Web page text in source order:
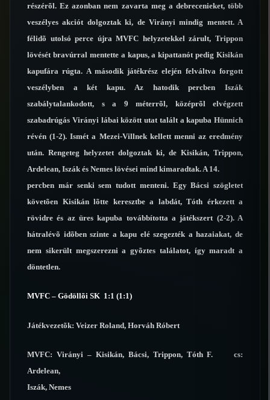
részérõl. Ez azonban nem zavarta meg a debrecenieket, több
veszélyes akciót dolgoztak ki, de Virányi mindig mentett. A
félidõ utolsó perce újra MVFC helyzetekkel zárult, Trippon
lövését bravúrral mentette a kapus, a kipattanót pedig Kisikán
kapufára rúgta. A második játékrész elején felváltva forgott
veszélyben a két kapu. Az hatodik percben Iszák
szabálytalankodott, s a 9 méterrõl, középrõl elvégzett
szabadrúgás Virányi lábai között utat talált a kapuba Hünnich
révén (1-2). Ismét a Mezei-Villnek kellett menni az eredmény
után. Rengeteg helyzetet dolgoztak ki, de Kisikán, Trippon,
Ardelean, Iszák és Nemes lövései mind kimaradtak. A 14.
percben már senki sem tudott menteni. Egy Bácsi szögletet
követõen Kisikán lõtte keresztbe a labdát, Tóth érkezett a
rövidre és az üres kapuba továbbította a játékszert (2-2). A
hátralévõ idõben szinte a kapu elé szegezték a hazaiakat, de
nem sikerült megszerezni a gyõztes találatot, így maradt a
döntetlen.
MVFC – Gödöllõi SK 1:1 (1:1)
Játékvezetõk: Veizer Roland, Horváh Róbert
MVFC: Virányi – Kisikán, Bácsi, Trippon, Tóth F. cs:
Ardelean,
Iszák, Nemes